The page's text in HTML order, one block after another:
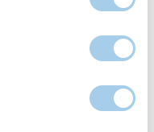
voor je. Zo vind je